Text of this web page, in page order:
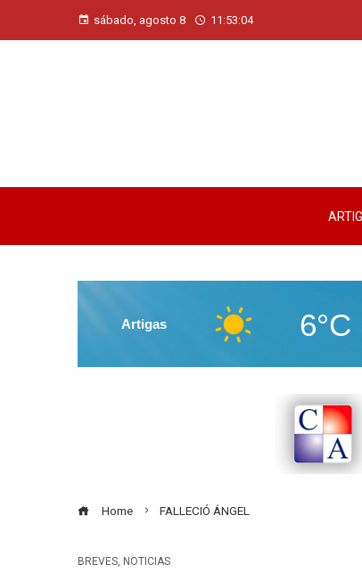
sábado, agosto 8 11:53:05
Artigas 6°C
Home FALLECIÓ ÁNGEL
BREVES, NOTICIAS